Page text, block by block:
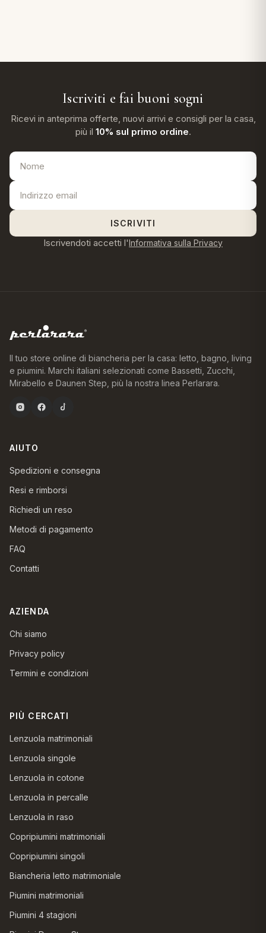
Iscriviti e fai buoni sogni
Ricevi in anteprima offerte, nuovi arrivi e consigli per la casa,
più il 10% sul primo ordine.
ISCRIVITI
Iscrivendoti accetti l'Informativa sulla Privacy
Il tuo store online di biancheria per la casa: letto, bagno, living
e piumini. Marchi italiani selezionati come Bassetti, Zucchi,
Mirabello e Daunen Step, più la nostra linea Perlarara.
AIUTO
Spedizioni e consegna
Resi e rimborsi
Richiedi un reso
Metodi di pagamento
FAQ
Contatti
AZIENDA
Chi siamo
Privacy policy
Termini e condizioni
PIÙ CERCATI
Lenzuola matrimoniali
Lenzuola singole
Lenzuola in cotone
Lenzuola in percalle
Lenzuola in raso
Copripiumini matrimoniali
Copripiumini singoli
Biancheria letto matrimoniale
Piumini matrimoniali
Piumini 4 stagioni